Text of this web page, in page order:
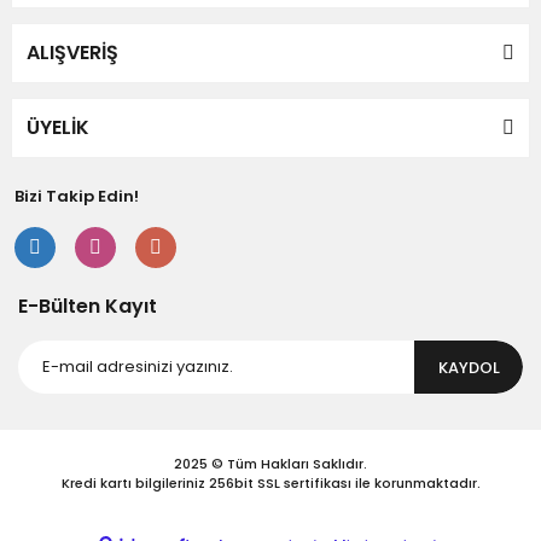
ALIŞVERİŞ
ÜYELİK
Bizi Takip Edin!
E-Bülten Kayıt
KAYDOL
2025 © Tüm Hakları Saklıdır.
Kredi kartı bilgileriniz 256bit SSL sertifikası ile korunmaktadır.